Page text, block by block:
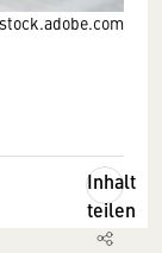
Inhalt
teilen